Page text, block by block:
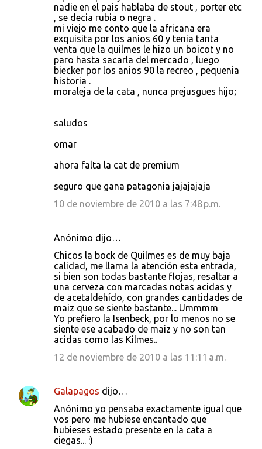
nadie en el pais hablaba de stout , porter etc
, se decia rubia o negra .
mi viejo me conto que la africana era
exquisita por los anios 60 y tenia tanta
venta que la quilmes le hizo un boicot y no
paro hasta sacarla del mercado , luego
biecker por los anios 90 la recreo , pequenia
historia .
moraleja de la cata , nunca prejusgues hijo;
saludos
omar
ahora falta la cat de premium
seguro que gana patagonia jajajajaja
10 de noviembre de 2010 a las 7:48 p.m.
Anónimo dijo…
Chicos la bock de Quilmes es de muy baja
calidad, me llama la atención esta entrada,
si bien son todas bastante flojas, resaltar a
una cerveza con marcadas notas acidas y
de acetaldehído, con grandes cantidades de
maiz que se siente bastante... Ummmm
Yo prefiero la Isenbeck, por lo menos no se
siente ese acabado de maiz y no son tan
acidas como las Kilmes..
12 de noviembre de 2010 a las 11:11 a.m.
Galapagos dijo…
Anónimo yo pensaba exactamente igual que
vos pero me hubiese encantado que
hubieses estado presente en la cata a
ciegas... :)